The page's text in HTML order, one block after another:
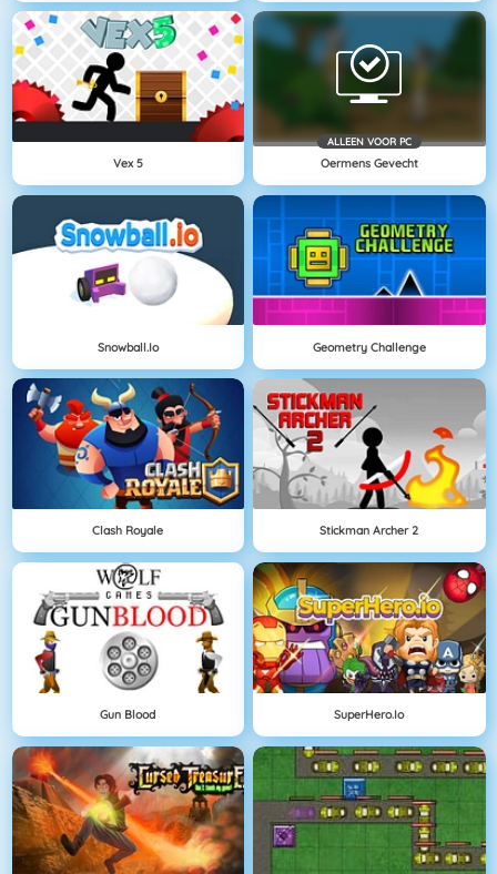
Vex 5
ALLEEN VOOR PC
Oermens Gevecht
Snowball.io Geometry Challenge
Clash Royale Stickman Archer 2
Gun Blood SuperHero.io